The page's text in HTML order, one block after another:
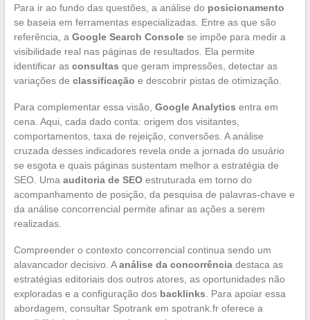
Para ir ao fundo das questões, a análise do posicionamento
se baseia em ferramentas especializadas. Entre as que são
referência, a Google Search Consolese impõe para medir a
visibilidade real nas páginas de resultados. Ela permite
identificar as consultas que geram impressões, detectar as
variações de classificação e descobrir pistas de otimização.
Para complementar essa visão, Google Analytics entra em
cena. Aqui, cada dado conta: origem dos visitantes,
comportamentos, taxa de rejeição, conversões. A análise
cruzada desses indicadores revela onde a jornada do usuário
se esgota e quais páginas sustentam melhor a estratégia de
SEO. Uma auditoria de SEOestruturada em torno do
acompanhamento de posição, da pesquisa de palavras-chave e
da análise concorrencial permite afinar as ações a serem
realizadas.
Compreender o contexto concorrencial continua sendo um
alavancador decisivo. Aanálise da concorrênciadestaca as
estratégias editoriais dos outros atores, as oportunidades não
exploradas e a configuração dos backlinks . Para apoiar essa
abordagem, consultar Spotrank em spotrank.fr oferece a